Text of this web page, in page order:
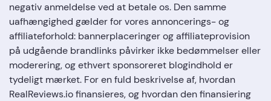
negativ anmeldelse ved at betale os. Den samme
uafhængighed gælder for vores annoncerings- og
affiliateforhold: bannerplaceringer og affiliateprovision
på udgående brandlinks påvirker ikke bedømmelser eller
moderering, og ethvert sponsoreret blogindhold er
tydeligt mærket. For en fuld beskrivelse af, hvordan
RealReviews.io finansieres, og hvordan den finansiering